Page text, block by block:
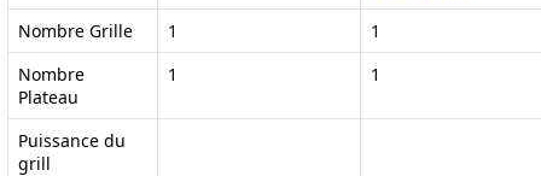
Nombre Grille
1
1
Nombre
Plateau
1 1
Puissance du
grill